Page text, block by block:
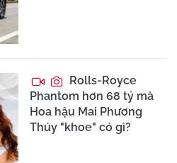
Rolls-Royce
Phantom hơn 68 tỷ mà
Hoa hậu Mai Phương
Thúy "khoe" có gì?